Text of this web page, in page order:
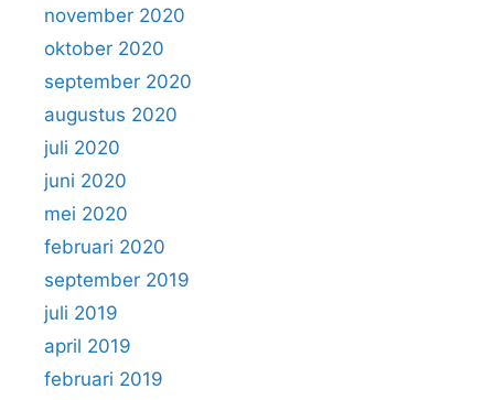
november 2020
oktober 2020
september 2020
augustus 2020
juli 2020
juni 2020
mei 2020
februari 2020
september 2019
juli 2019
april 2019
februari 2019